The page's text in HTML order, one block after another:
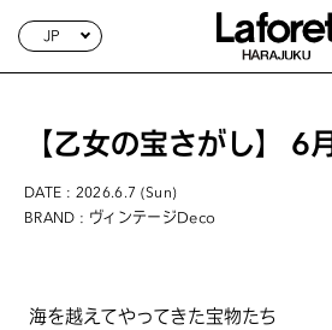
JP
【乙女の宝さがし】 6
DATE : 2026.6.7 (Sun)
BRAND : ヴィンテージDeco
海を越えてやってきた宝物たち